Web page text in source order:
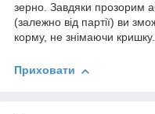
зерно. Завдяки прозорим
(залежно від партії) ви
корму, не знімаючи кришку.
Приховати